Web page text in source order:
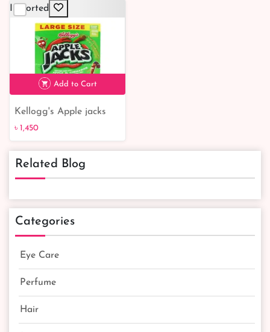
Cowhead Crispy
Bangladesh Online
Shop
Imported
Add to Cart
Kellogg's Apple jacks
416 gm | USA Kellogg's
৳ 1,450
Related Blog
Categories
Eye Care
Perfume
Hair